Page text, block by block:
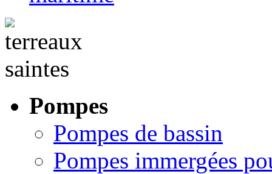
Pompes
Pompes de bassin
Pompes immergées